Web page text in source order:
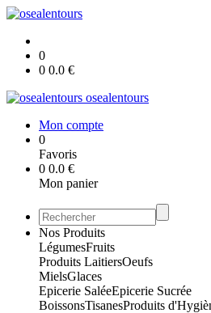
0
0 0.0 €
osealentours
Mon compte
0
Favoris
0 0.0 €
Mon panier
Nos Produits
LégumesFruits
Produits LaitiersOeufs
MielsGlaces
Epicerie SaléeEpicerie Sucrée
BoissonsTisanesProduits